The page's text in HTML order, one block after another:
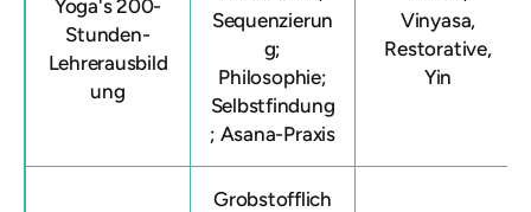
Yoga's 200-
Stunden-
Lehrerausbild
ung
Sequenzierun
g;
Philosophie;
Selbstfindung
; Asana-Praxis
Vinyasa,
Restorative,
Yin
Grobstofflich